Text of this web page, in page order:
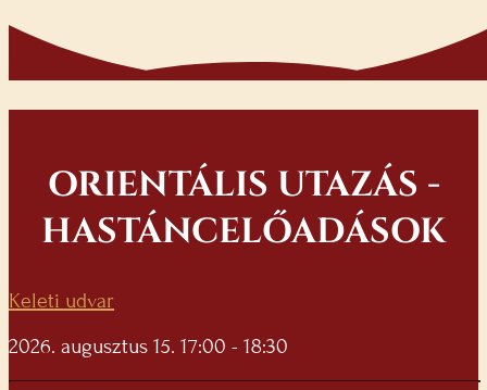
ORIENTÁLIS UTAZÁS -
HASTÁNCELŐADÁSOK
Keleti udvar
2026. augusztus 15. 17:00 - 18:30